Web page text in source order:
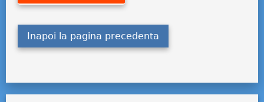
Inapoi la pagina precedenta